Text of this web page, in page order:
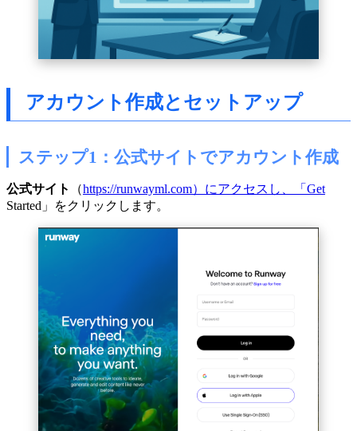
アカウント作成とセットアップ
ステップ1：公式サイトでアカウント作成
公式サイト （https://runwayml.com）にアクセスし、「Get
Started」をクリックします。